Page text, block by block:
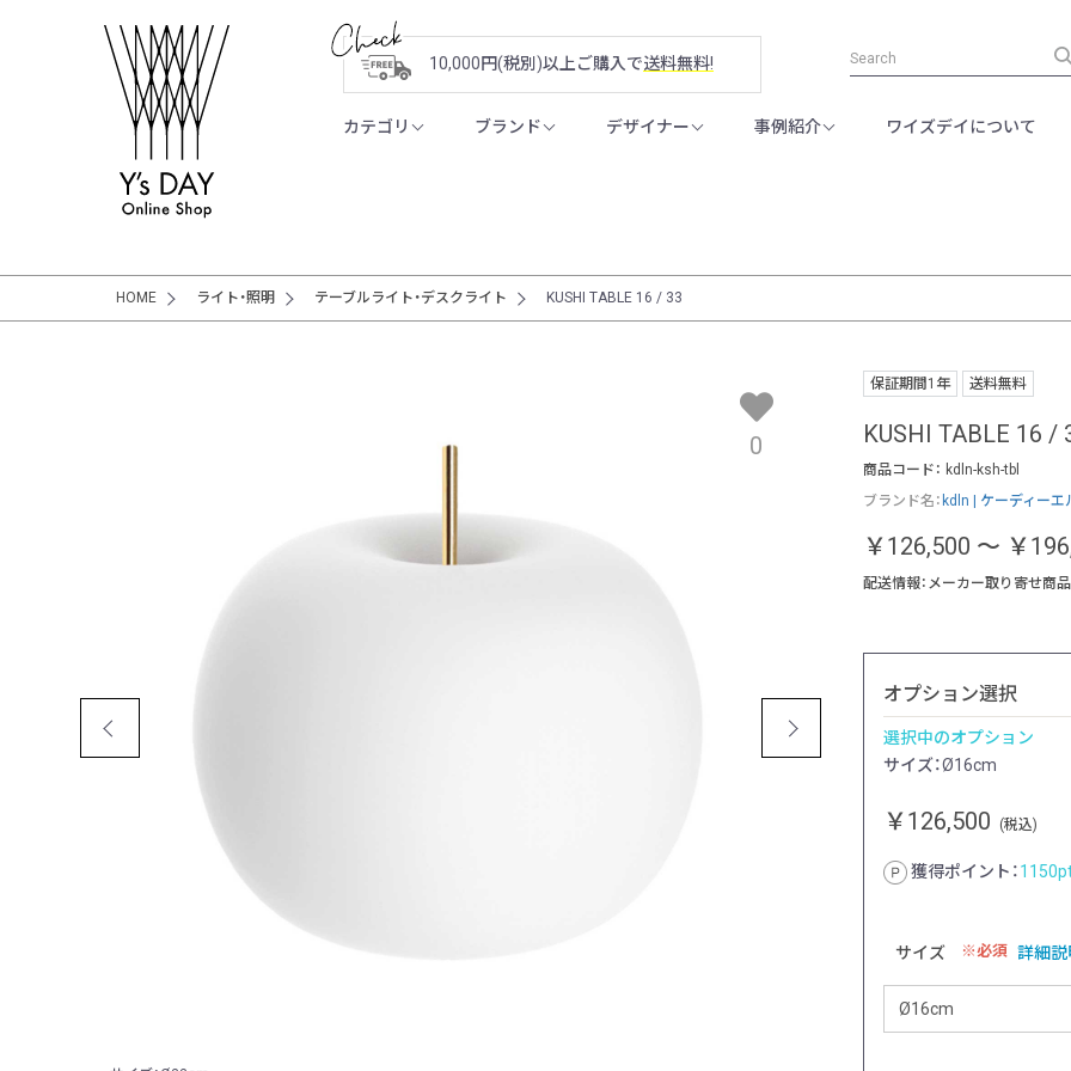
10,000円(税別)以上ご購入で送料無料!
カテゴリ ブランド デザイナー 事例紹介 ワイズデイについて
HOME ライト・照明 テーブルライト・デスクライト KUSHI TABLE 16 / 33
保証期間1年 送料無料
KUSHI TABLE 16 /
商品コード： kdln-ksh-tbl
ブランド名： kdln | ケーディーエ
￥126,500 ～ ￥
配送情報：メーカー取り寄せ商品
オプション選択
選択中のオプション
サイズ：Ø16cm
￥126,500 (税込)
獲得ポイント：1150
サイズ 必須 詳細説
0